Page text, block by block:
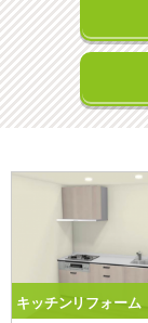
お風呂リフォーム